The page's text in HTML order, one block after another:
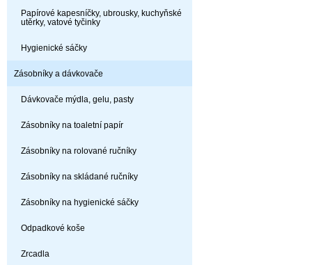
Papírové kapesníčky, ubrousky, kuchyňské
utěrky, vatové tyčinky
Hygienické sáčky
Zásobníky a dávkovače
Dávkovače mýdla, gelu, pasty
Zásobníky na toaletní papír
Zásobníky na rolované ručníky
Zásobníky na skládané ručníky
Zásobníky na hygienické sáčky
Odpadkové koše
Zrcadla